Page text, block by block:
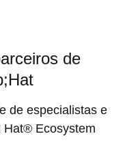
de
de especialistas e
Hat® Ecosystem